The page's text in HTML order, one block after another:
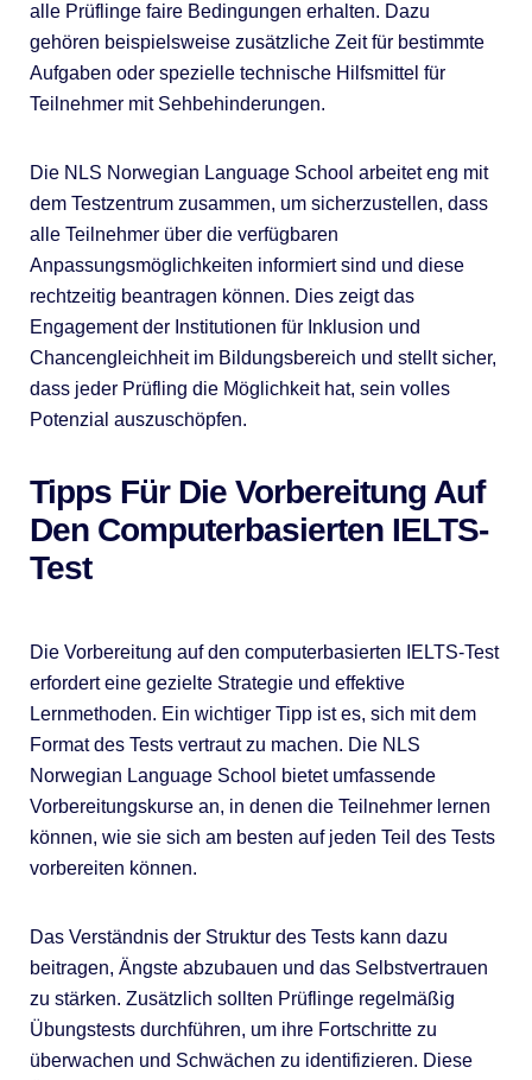
alle Prüflinge faire Bedingungen erhalten. Dazu
gehören beispielsweise zusätzliche Zeit für bestimmte
Aufgaben oder spezielle technische Hilfsmittel für
Teilnehmer mit Sehbehinderungen.
Die NLS Norwegian Language School arbeitet eng mit
dem Testzentrum zusammen, um sicherzustellen, dass
alle Teilnehmer über die verfügbaren
Anpassungsmöglichkeiten informiert sind und diese
rechtzeitig beantragen können. Dies zeigt das
Engagement der Institutionen für Inklusion und
Chancengleichheit im Bildungsbereich und stellt sicher,
dass jeder Prüfling die Möglichkeit hat, sein volles
Potenzial auszuschöpfen.
Tipps Für Die Vorbereitung Auf
Den Computerbasierten IELTS-
Test
Die Vorbereitung auf den computerbasierten IELTS-Test
erfordert eine gezielte Strategie und effektive
Lernmethoden. Ein wichtiger Tipp ist es, sich mit dem
Format des Tests vertraut zu machen. Die NLS
Norwegian Language School bietet umfassende
Vorbereitungskurse an, in denen die Teilnehmer lernen
können, wie sie sich am besten auf jeden Teil des Tests
vorbereiten können.
Das Verständnis der Struktur des Tests kann dazu
beitragen, Ängste abzubauen und das Selbstvertrauen
zu stärken. Zusätzlich sollten Prüflinge regelmäßig
Übungstests durchführen, um ihre Fortschritte zu
überwachen und Schwächen zu identifizieren. Diese